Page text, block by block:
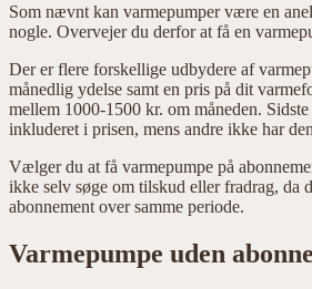
Som nævnt kan varmepumper være en
nogle. Overvejer du derfor at få en
Der er flere forskellige udbydere af
månedlig ydelse samt en pris på dit
mellem 1000-1500 kr. om måneden.
inkluderet i prisen, mens andre ikke har
Vælger du at få varmepumpe på
ikke selv søge om tilskud eller fradrag, da
abonnement over samme periode.
Varmepumpe uden